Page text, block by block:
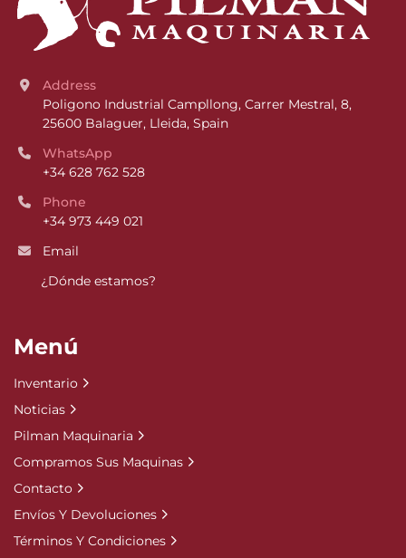
Address
Poligono Industrial Campllong, Carrer Mestral, 8,
25600 Balaguer, Lleida, Spain
WhatsApp
+34 628 762 528
Phone
+34 973 449 021
Email
¿Dónde estamos?
Menú
Inventario
Noticias
Pilman Maquinaria
Compramos Sus Maquinas
Contacto
Envíos Y Devoluciones
Términos Y Condiciones